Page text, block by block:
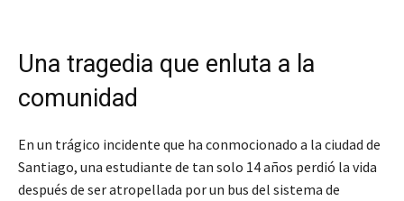
Una tragedia que enluta a la
comunidad
En un trágico incidente que ha conmocionado a la ciudad de
Santiago, una estudiante de tan solo 14 años perdió la vida
después de ser atropellada por un bus del sistema de